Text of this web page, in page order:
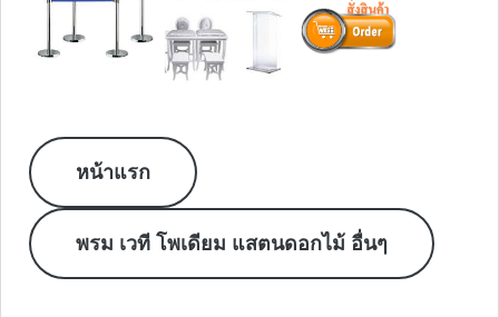
หน้าแรก
พรม เวที โพเดียม แสตนดอกไม้ อื่นๆ